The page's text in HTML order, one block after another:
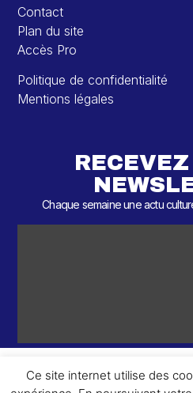
Contact
Plan du site
Accès Pro
Politique de confidentialité
Mentions légales
Chaque semaine une actu
Ce site internet utilise des